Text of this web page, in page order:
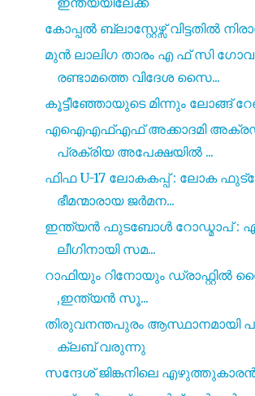
കോപ്പൽ ബ്ലാസ്റ്റേഴ്സ് വിട്ടതിൽ
മുൻ ലാലിഗ താരം എ ഫ് സി
രണ്ടാമത്തെ വിദേശ സൈ...
കൂട്ടീഞ്ഞോയുടെ മിന്നും ലോങ്ങ്
എഐഎഫ്എഫ് അക്കാദമി
പ്രക്രിയ അപേക്ഷയിൽ ...
ഫിഫ U-17 ലോകകപ്പ് : ലോക
ഭീമന്മാരായ ജർമന...
ഇന്ത്യൻ ഫുടബോൾ റോഡ്മാപ് :
ലീഗിനായി സമ...
റാഫിയും റിനോയും
,ഇന്ത്യൻ സൂ...
തിരുവനന്തപുരം ആസ്ഥാനമായി
ക്ലബ് വരുന്നു
സന്ദേശ് ജിങ്കനിലെ